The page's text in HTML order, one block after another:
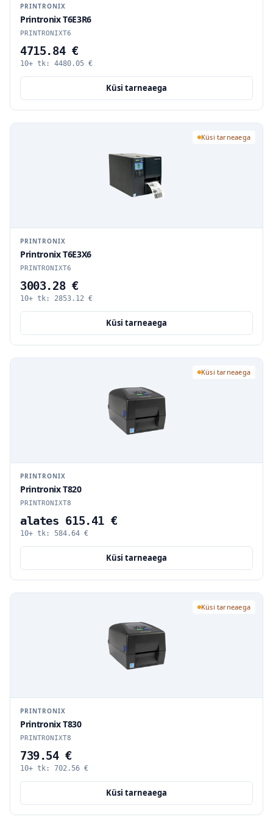
PRINTRONIX
Printronix T6E3R6
PRINTRONIXT6
4715.84 €
10+ tk: 4480.05 €
Küsi tarneaega
Küsi tarneaega
PRINTRONIX
Printronix T6E3X6
PRINTRONIXT6
3003.28 €
10+ tk: 2853.12 €
Küsi tarneaega
Küsi tarneaega
PRINTRONIX
Printronix T820
PRINTRONIXT8
alates 615.41 €
10+ tk: 584.64 €
Küsi tarneaega
Küsi tarneaega
PRINTRONIX
Printronix T830
PRINTRONIXT8
739.54 €
10+ tk: 702.56 €
Küsi tarneaega